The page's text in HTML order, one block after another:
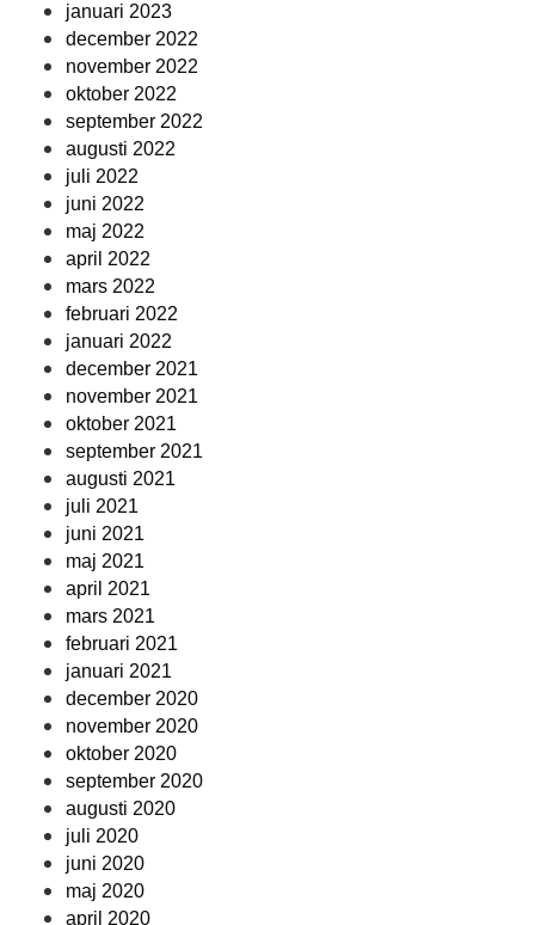
januari 2023
december 2022
november 2022
oktober 2022
september 2022
augusti 2022
juli 2022
juni 2022
maj 2022
april 2022
mars 2022
februari 2022
januari 2022
december 2021
november 2021
oktober 2021
september 2021
augusti 2021
juli 2021
juni 2021
maj 2021
april 2021
mars 2021
februari 2021
januari 2021
december 2020
november 2020
oktober 2020
september 2020
augusti 2020
juli 2020
juni 2020
maj 2020
april 2020